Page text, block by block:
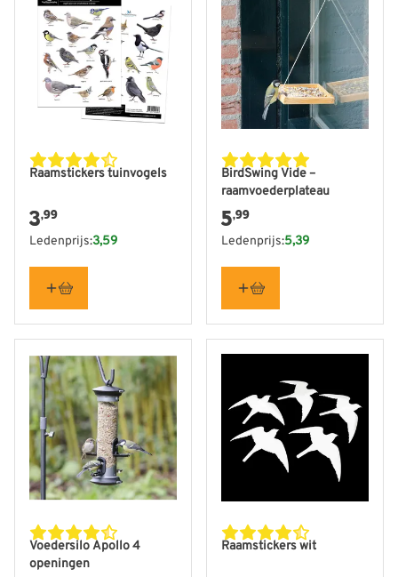
Raamstickers tuinvogels
3,99
Ledenprijs:3,59
BirdSwing Vide –
raamvoederplateau
5,99
Ledenprijs:5,39
Voedersilo Apollo 4
openingen
Raamstickers wit